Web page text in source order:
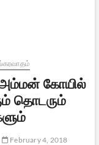
அம்மன் கோயில்
தொடரும்
February 4, 2018